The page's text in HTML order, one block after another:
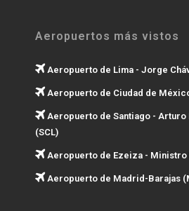
Aeropuertos más vistos
Aeropuerto de Lima - Jorge
Aeropuerto de Ciudad de
Aeropuerto de Santiago -
(SCL)
Aeropuerto de Ezeiza - Ministro
Aeropuerto de Madrid-Barajas